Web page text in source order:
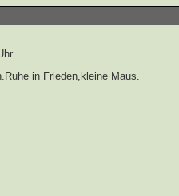
in Frieden,kleine Maus.